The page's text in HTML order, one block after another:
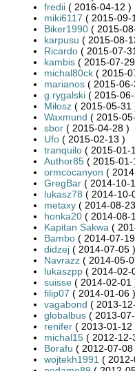
fredii ( 2016-04-12 )
miki6117 ( 2015-09-
Biker1990 ( 2015-
karpusu ( 2015-08-
Ricardo ( 2015-07-
kambis ( 2015-07-
michal80ck ( 2015-
marianos ( 2015-
g.rygalski ( 2015-
Miłosz ( 2015-05-31
Waxmund ( 2015-
sbor ( 2015-04-28 )
Ufo ( 2015-02-13 )
tranquilo ( 2015-01-
Author85 ( 2015-01-
ormcocanyon (
GregBar ( 2014-10-
lukasz78 ( 2014-10-
metaxy ( 2014-08-
honka20 ( 2014-08-
Kapitan Sakwa (
Bambo ( 2014-07-
didzej ( 2014-07-05 )
Navrazz ( 2014-05-
lukaszpp ( 2014-02-
suisse ( 2014-02-01
filip07 ( 2014-01-06 )
vagabond ( 2013-
globalbus ( 2013-
renifer ( 2013-01-12
michal15 ( 2012-12-
Borafu ( 2012-07-08
wojtekh1991 (